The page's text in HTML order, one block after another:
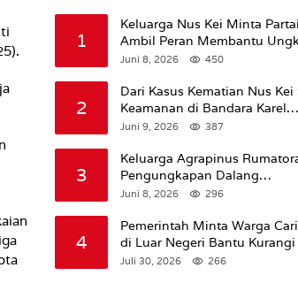
1
Keluarga Nus Kei Minta
Ambil Peran Membantu
Kematian Almarhum
Juni 8, 2026 450
2
Dari Kasus Kematian Nus Kei
Keamanan di Bandara Karel
Sadsuitubun Langgur
Juni 9, 2026 387
3
Keluarga Agrapinus
Pengungkapan Dalang
Pembunuhan, Siap Bawa
Juni 8, 2026 296
4
Pemerintah Minta Warga
di Luar Negeri Bantu Kurangi
Pengangguran
Juli 30, 2026 266